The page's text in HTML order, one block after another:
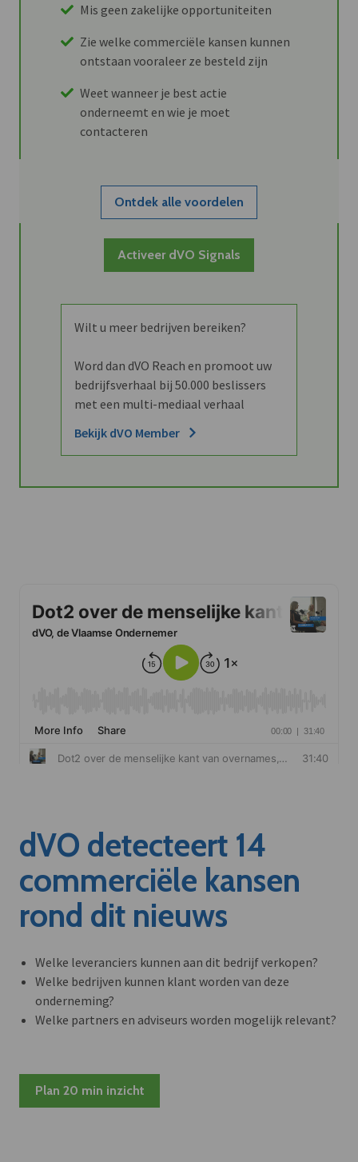
Mis geen zakelijke opportuniteiten
Zie welke commerciële kansen kunnen
ontstaan vooraleer ze besteld zijn
Weet wanneer je best actie
onderneemt en wie je moet
contacteren
Ontdek alle voordelen
Activeer dVO Signals
Wilt u meer bedrijven bereiken?
Word dan dVO Reach en promoot uw
bedrijfsverhaal bij 50.000 beslissers
met een multi-mediaal verhaal
Bekijk dVO Member
dVO detecteert 14
commerciële kansen
rond dit nieuws
Welke leveranciers kunnen aan dit bedrijf verkopen?
Welke bedrijven kunnen klant worden van deze
onderneming?
Welke partners en adviseurs worden mogelijk relevant?
Plan 20 min inzicht